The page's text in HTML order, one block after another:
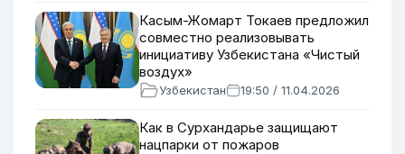
Касым-Жомарт Токаев предложил
совместно реализовывать
инициативу Узбекистана «Чистый
воздух»
Узбекистан 19:50 / 11.04.2026
Как в Сурхандарье защищают
нацпарки от пожаров